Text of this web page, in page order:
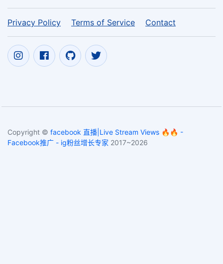
Privacy Policy Terms of Service Contact
Copyright © facebook 直播|Live Stream Views 🔥🔥 -
Facebook推广 - ig粉丝增长专家 2017~2026